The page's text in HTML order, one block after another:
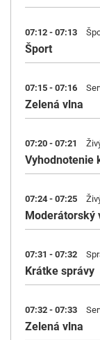
07:12 - 07:13
Šport
07:15 - 07:16
Zelená vlna
07:20 - 07:21
Vyhodnotenie
07:24 - 07:25
Moderátorský
07:31 - 07:32
Krátke správy
07:32 - 07:33
Zelená vlna